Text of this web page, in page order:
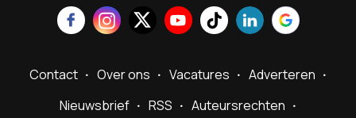
Contact Over ons Vacatures
Adverteren
Nieuwsbrief
RSS
Auteursrechten